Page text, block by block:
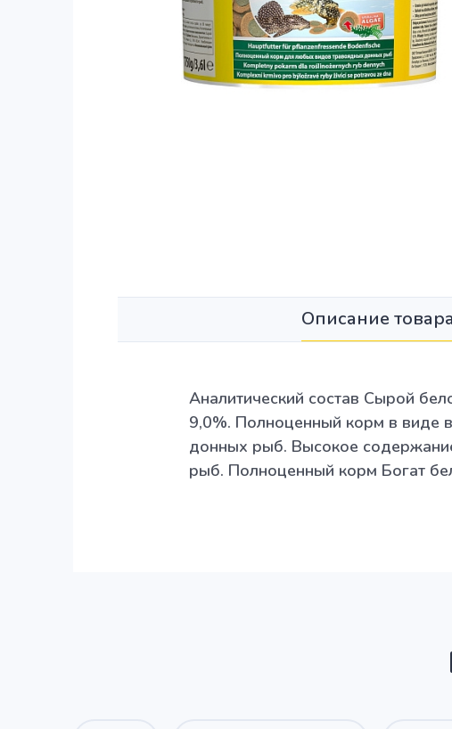
Описание товара
Аналитический состав Сырой
9,0%. Полноценный корм в виде
донных рыб. Высокое
рыб. Полноценный корм Богат